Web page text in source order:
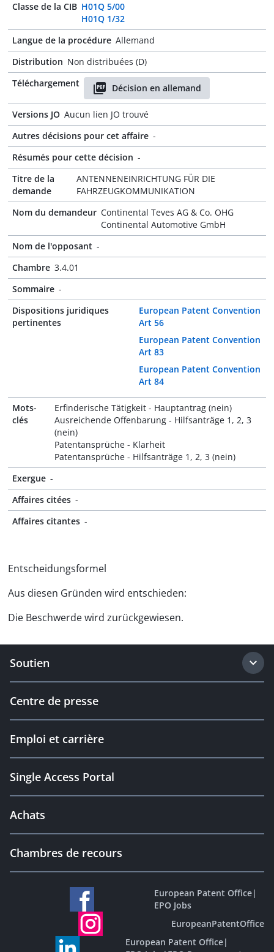
Classe de la CIB H01Q 5/00
H01Q 1/32
Langue de la procédure Allemand
Distribution Non distribuées (D)
Téléchargement
Décision en allemand
Versions JO Aucun lien JO trouvé
Autres décisions pour cet affaire -
Résumés pour cette décision -
Titre de la
demande
ANTENNENEINRICHTUNG FÜR DIE
FAHRZEUGKOMMUNIKATION
Nom du demandeur Continental Teves AG & Co. OHG
Continental Automotive GmbH
Nom de l'opposant -
Chambre 3.4.01
Sommaire -
Dispositions juridiques
pertinentes
European Patent Convention
Art 56
European Patent Convention
Art 83
European Patent Convention
Art 84
Mots-
clés
Erfinderische Tätigkeit - Hauptantrag (nein)
Ausreichende Offenbarung - Hilfsanträge 1, 2, 3
(nein)
Patentansprüche - Klarheit
Patentansprüche - Hilfsanträge 1, 2, 3 (nein)
Exergue -
Affaires citées -
Affaires citantes -
Entscheidungsformel
Aus diesen Gründen wird entschieden:
Die Beschwerde wird zurückgewiesen.
Soutien
Centre de presse
Emploi et carrière
Single Access Portal
Achats
Chambres de recours
European Patent Office|
EPO Jobs
EuropeanPatentOffice
European Patent Office|